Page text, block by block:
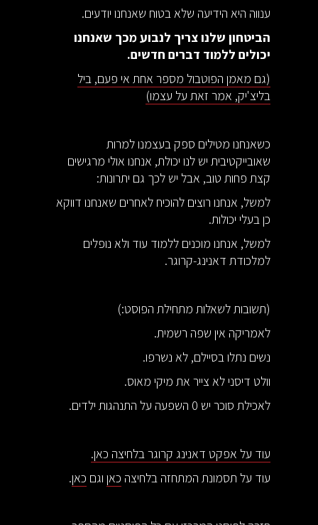
ענווה היא הידיעה שלא בטוח שאנחנו יודעים.
הביטחון שלנו צריך לנבוע מכך שאנחנו
יכולים ללמוד דברים חדשים.
(גם מאמן הפוטבול מספר אחת אי פעם, ביל
בליצ'יק, אמר זאת על עצמו)
כשאנחנו מטילים ספק בעצמנו למרות
שאובייקטיבית יש לנו יכולת, אנחנו אולי מרגישים
קצת פחות טוב, אבל יש לכך גם יתרונות:
למשל, אנחנו רוצים להוכיח לאחרים שאנחנו דווקא
כן בעלי יכולות.
למשל, אנחנו מוכנים ללמוד עוד ולא נופלים
למלכודת דאנינג-קרוגר.
(תשובות לשאלות מתחילת הפוסט:)
לאמריקה אין שפה רשמית.
נשים נתלו בסיילם, לא נשרפו.
וולט דיסני לא צייר את מיקי מאוס.
לאכילת סוכר יש 0 השפעה על התנהגות ילדים.
עוד על אפקט דאנינג קרוגר בלחיצה כאן.
עוד על תסמונת המתחזה בלחיצה כאן וגם כאן.